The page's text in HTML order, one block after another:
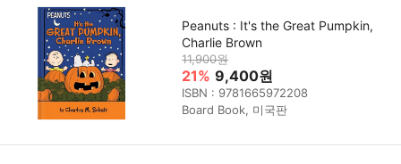
Peanuts : It's the Great Pumpkin,
Charlie Brown
11,900원
21% 9,400원
ISBN : 9781665972208
Board Book, 미국판